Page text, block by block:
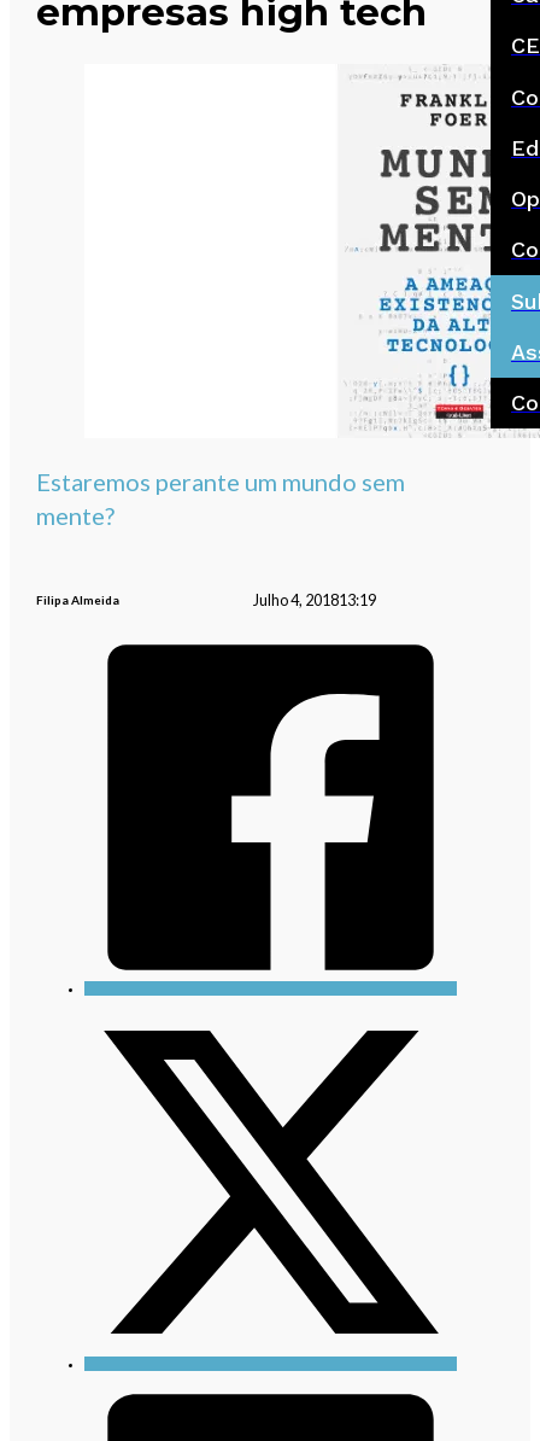
empresas high tech
Estaremos perante um mundo sem
mente?
Filipa Almeida Julho 4, 201813:19